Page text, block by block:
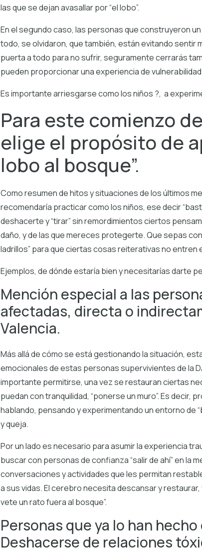
las que se dejan avasallar por “el lobo”.
En el segundo caso, las personas que construyeron
todo, se olvidaron, que también, están evitando sentir
puerta a todo para no sufrir, seguramente cerrarás
pueden proporcionar una experiencia de
Es importante arriesgarse como los niños ?, a
Para este comienzo
elige el propósito de
lobo al bosque”.
Como resumen de hitos y situaciones de los últimos
recomendaría practicar como los niños, ese decir
deshacerte y “tirar” sin remordimientos ciertos
daño, y de las que mereces protegerte. Que sepas
ladrillos” para que ciertas cosas reiterativas no entren
Ejemplos, de dónde estaría bien y necesitarías darte
Mención especial a las
afectadas, directa o
Valencia.
Más allá de cómo se está gestionando la situación,
emocionales de estas personas supervivientes de la
importante permitirse, una vez se restauran ciertas
puedan con tranquilidad, “ponerse un muro”. Es
hablando, pensando y experimentando un entorno de
y queja.
Por un lado es necesario para asumir la experiencia
buscar con personas de confianza “salir de ahí” en la
conversaciones y actividades que les permitan
a sus vidas. El cerebro necesita descansar y restaurar,
vete un rato fuera al bosque”.
Personas que ya lo han
Deshacerse de relaciones